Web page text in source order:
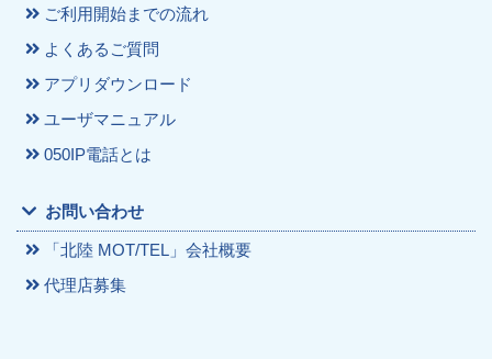
ご利用開始までの流れ
よくあるご質問
アプリダウンロード
ユーザマニュアル
050IP電話とは
お問い合わせ
「北陸 MOT/TEL」会社概要
代理店募集